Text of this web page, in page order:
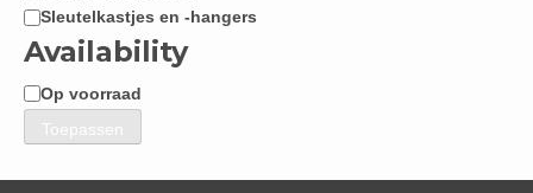
Sleutelkastjes en -hangers
Availability
Beschikbaarheid
Op voorraad
Toepassen